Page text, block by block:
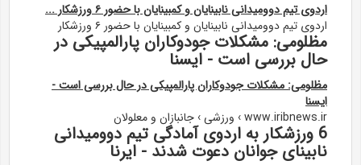
اردوی تیم دوومیدانی نابینایان و کمبینایان با حضور ۶ ورزشکار ...
اردوی تیم دوومیدانی نابینایان و کمبینایان با حضور ۶ ورزشکار
مظلومی: مشکلات جودوکاران پارالمپیکی در
حال بررسی است - ایسنا
مظلومی: مشکلات جودوکاران پارالمپیکی در حال بررسی است -
ایسنا
www.iribnews.ir › ورزشی › جانبازان و معلولان
6 ورزشکار به اردوی آمادگی تیم دوومیدانی
نابینای جوانان دعوت شدند - ایرنا